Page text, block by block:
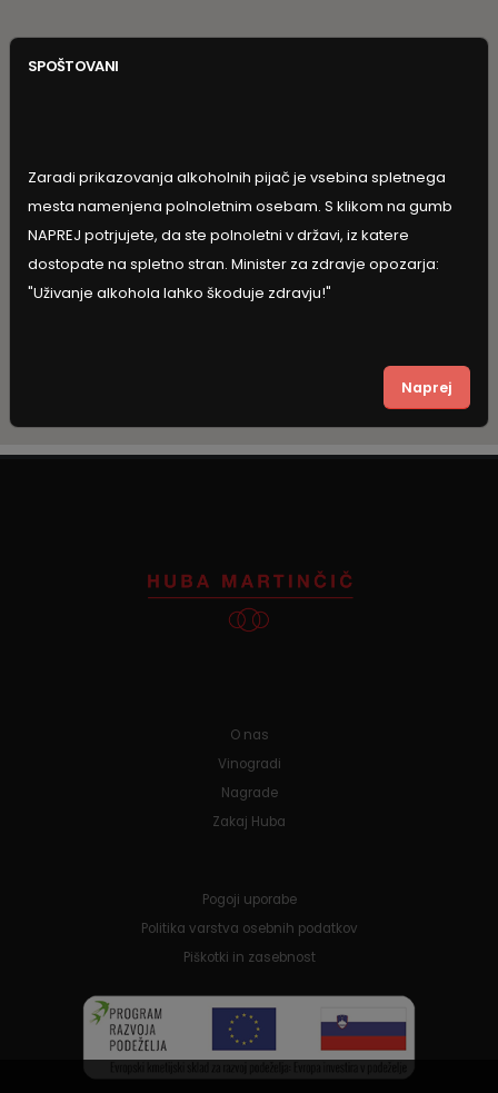
SPOŠTOVANI
Zaradi prikazovanja alkoholnih pijač je vsebina spletnega
mesta namenjena polnoletnim osebam. S klikom na gumb
NAPREJ potrjujete, da ste polnoletni v državi, iz katere
dostopate na spletno stran. Minister za zdravje opozarja:
"Uživanje alkohola lahko škoduje zdravju!"
Naprej
O nas
Vinogradi
Nagrade
Zakaj Huba
Pogoji uporabe
Politika varstva osebnih podatkov
Piškotki in zasebnost